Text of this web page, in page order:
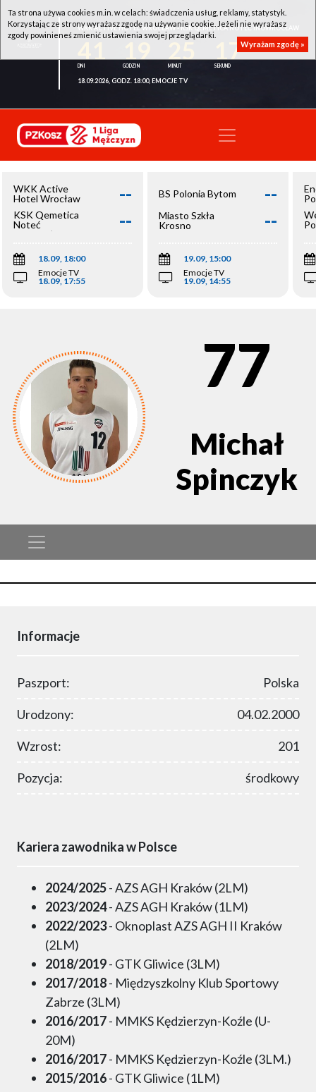
WKK ACTIVE HOTEL WROCŁAW - KSK QEMETICA NOTEĆ INOWROCŁAW
17
18.09.2026, GODZ. 18:00, EMOCJE TV
WKK Active
Hotel Wrocław
--
KSK Qemetica
Noteć
Inowrocław
--
18.09, 18:00
Emocje TV
18.09, 17:55
BS Polonia Bytom --
Miasto Szkła
Krosno
--
19.09, 15:00
Emocje TV
19.09, 14:55
77
Michał
Spinczyk
Informacje
Paszport: Polska
Urodzony: 04.02.2000
Wzrost: 201
Pozycja: środkowy
Kariera zawodnika w Polsce
2024/2025- AZS AGH Kraków (2LM)
2023/2024- AZS AGH Kraków (1LM)
2022/2023- Oknoplast AZS AGH II Kraków
(2LM)
2018/2019- GTK Gliwice (3LM)
2017/2018- Międzyszkolny Klub Sportowy
Zabrze (3LM)
2016/2017- MMKS Kędzierzyn-Koźle (U-
20M)
2016/2017- MMKS Kędzierzyn-Koźle (3LM.)
2015/2016- GTK Gliwice (1LM)
Ta strona używa cookies m.in. w celach: świadczenia usług, reklamy, statystyk.
Korzystając ze strony wyrażasz zgodę na używanie cookie. Jeżeli nie wyrażasz
zgody powinieneś zmienić ustawienia swojej przeglądarki.
Wyrażam zgodę »